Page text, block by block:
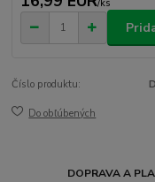
/ks
Číslo produktu:
Do obľúbených
DOPRAVA A